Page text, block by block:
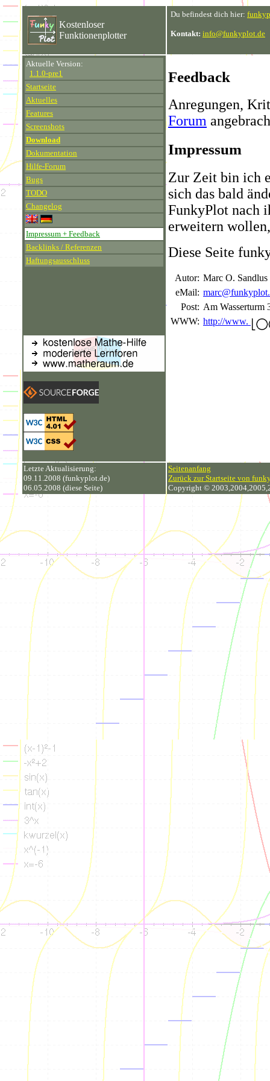
Kostenloser
Funktionenplotter
Du befindest dich hier:
Kontakt: info@funkyplot.de
Aktuelle Version:
1.1.0-pre1
Startseite
Aktuelles
Features
Screenshots
Download
Dokumentation
Hilfe-Forum
Bugs
TODO
Changelog
Impressum + Feedback
Backlinks / Referenzen
Haftungsausschluss
Feedback
Anregungen,
Forum
Impressum
Zur Zeit bin ich
sich das bald
FunkyPlot nach
erweitern
Diese Seite
Autor: Marc O. Sandlus
eMail:
Post: Am Wasserturm
WWW: http://www.
Letzte Aktualisierung:
09.11.2008 (funkyplot.de)
06.05.2008 (diese Seite)
Seitenanfang
Zurück zur Startseite von
Copyright ©